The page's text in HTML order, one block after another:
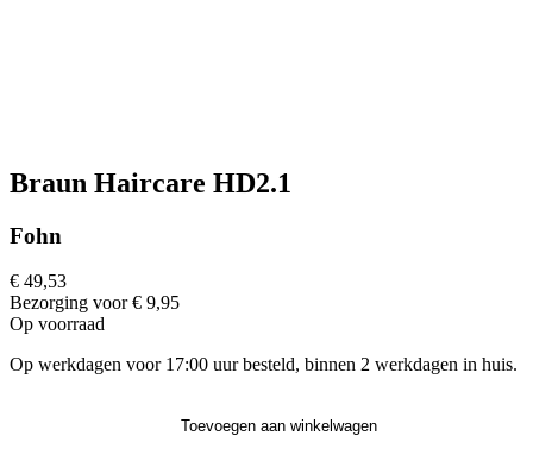
Braun Haircare HD2.1
Fohn
€ 49,53
Bezorging voor € 9,95
Op voorraad
Op werkdagen voor 17:00 uur besteld, binnen 2 werkdagen in huis.
Toevoegen aan winkelwagen